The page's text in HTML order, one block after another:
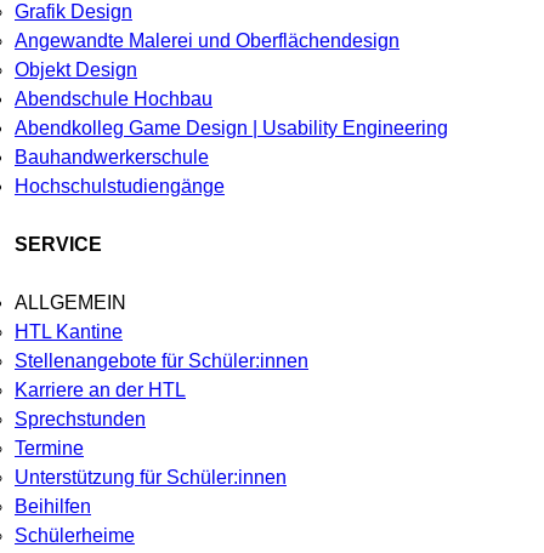
Grafik Design
Angewandte Malerei und Oberflächendesign
Objekt Design
Abendschule Hochbau
Abendkolleg Game Design | Usability Engineering
Bauhandwerkerschule
Hochschulstudiengänge
SERVICE
ALLGEMEIN
HTL Kantine
Stellenangebote für Schüler:innen
Karriere an der HTL
Sprechstunden
Termine
Unterstützung für Schüler:innen
Beihilfen
Schülerheime